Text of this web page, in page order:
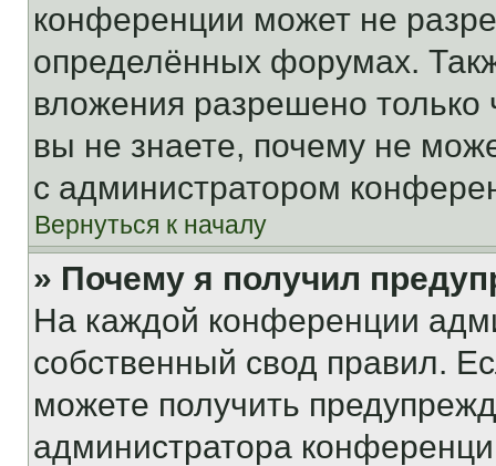
конференции может не
определённых форумах.
вложения разрешено
вы не знаете, почему не
с администратором
Вернуться к началу
» Почему я получил
На каждой конференции
собственный свод правил.
можете получить
администратора